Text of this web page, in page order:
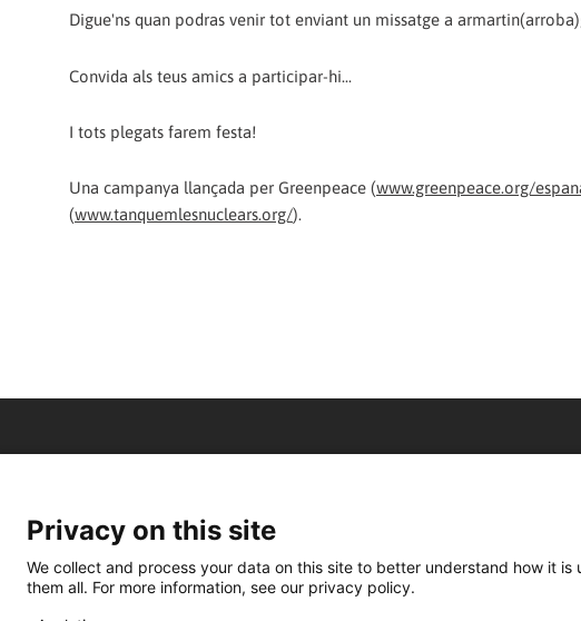
Digue'ns quan podras venir tot enviant un missatge a
Convida als teus amics a participar-hi...
I tots plegats farem festa!
Una campanya llançada per Greenpeace (www.greenpeace.org/
(www.tanquemlesnuclears.org/).
Privacy on this site
We collect and process your data on this site to better understand how it
them all. For more information, see our privacy policy.